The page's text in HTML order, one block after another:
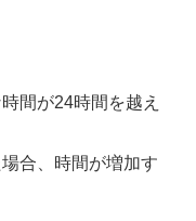
間が24時間を越え
合、時間が増加す